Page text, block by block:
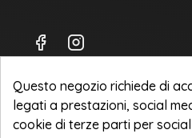
Questo negozio richiede di
legati a prestazioni, social
cookie di terze parti per